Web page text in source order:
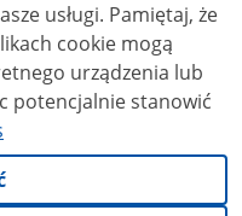
Pamiętaj, że
cookie mogą
urządzenia lub
potencjalnie stanowić